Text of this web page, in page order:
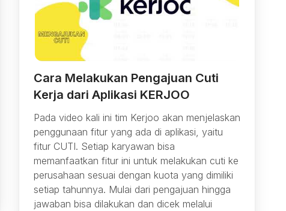
Cara Melakukan Pengajuan Cuti
Kerja dari Aplikasi KERJOO
Pada video kali ini tim Kerjoo akan menjelaskan
penggunaan fitur yang ada di aplikasi, yaitu
fitur CUTI. Setiap karyawan bisa
memanfaatkan fitur ini untuk melakukan cuti ke
perusahaan sesuai dengan kuota yang dimiliki
setiap tahunnya. Mulai dari pengajuan hingga
jawaban bisa dilakukan dan dicek melalui